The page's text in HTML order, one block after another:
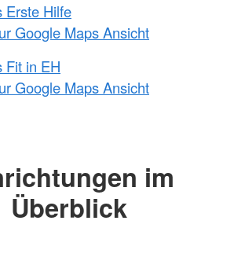
Erste Hilfe
Google Maps Ansicht
Fit in EH
Google Maps Ansicht
im
Überblick